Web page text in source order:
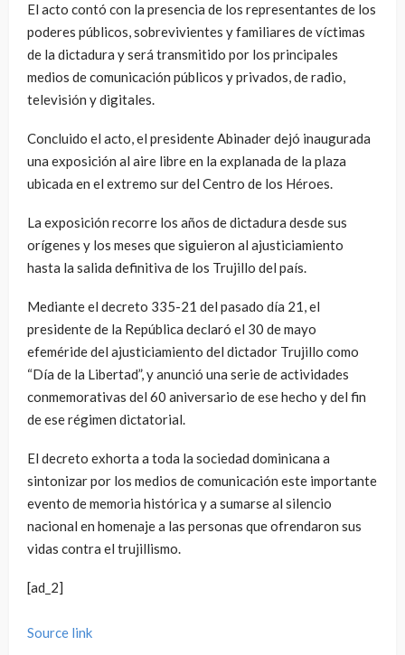
El acto contó con la presencia de los representantes de los
poderes públicos, sobrevivientes y familiares de víctimas
de la dictadura y será transmitido por los principales
medios de comunicación públicos y privados, de radio,
televisión y digitales.
Concluido el acto, el presidente Abinader dejó inaugurada
una exposición al aire libre en la explanada de la plaza
ubicada en el extremo sur del Centro de los Héroes.
La exposición recorre los años de dictadura desde sus
orígenes y los meses que siguieron al ajusticiamiento
hasta la salida definitiva de los Trujillo del país.
Mediante el decreto 335-21 del pasado día 21, el
presidente de la República declaró el 30 de mayo
efeméride del ajusticiamiento del dictador Trujillo como
“Día de la Libertad”, y anunció una serie de actividades
conmemorativas del 60 aniversario de ese hecho y del fin
de ese régimen dictatorial.
El decreto exhorta a toda la sociedad dominicana a
sintonizar por los medios de comunicación este importante
evento de memoria histórica y a sumarse al silencio
nacional en homenaje a las personas que ofrendaron sus
vidas contra el trujillismo.
[ad_2]
Source link